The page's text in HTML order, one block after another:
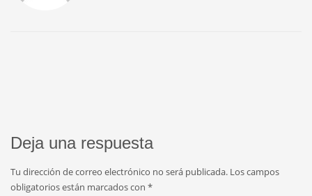
Deja una respuesta
Tu dirección de correo electrónico no será publicada. Los campos
obligatorios están marcados con *